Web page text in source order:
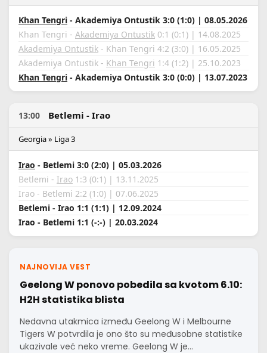
Khan Tengri - Akademiya Ontustik 3:0 (1:0) | 08.05.2026
Khan Tengri - Akademiya Ontustik 0:1 (0:1) | 14.08.2025
Akademiya Ontustik - Khan Tengri 4:2 (3:0) | 16.05.2025
Akademiya Ontustik - Khan Tengri 1:4 (1:2) | 25.10.2023
Khan Tengri - Akademiya Ontustik 3:0 (0:0) | 13.07.2023
13:00 Betlemi - Irao
Georgia » Liga 3
Irao - Betlemi 3:0 (2:0) | 05.03.2026
Betlemi - Irao 1:3 (0:1) | 13.11.2025
Irao - Betlemi 2:2 (1:0) | 07.06.2025
Betlemi - Irao 1:1 (1:1) | 12.09.2024
Irao - Betlemi 1:1 (-:-) | 20.03.2024
NAJNOVIJA VEST
Geelong W ponovo pobedila sa kvotom 6.10:
H2H statistika blista
Nedavna utakmica između Geelong W i Melbourne
Tigers W potvrdila je ono što su međusobne statistike
ukazivale već neko vreme. Geelong W je…